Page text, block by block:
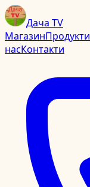
Дача TV
МагазинПродукти
насКонтакти